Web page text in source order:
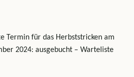
Termin für das Herbststricken am
2024: ausgebucht – Warteliste